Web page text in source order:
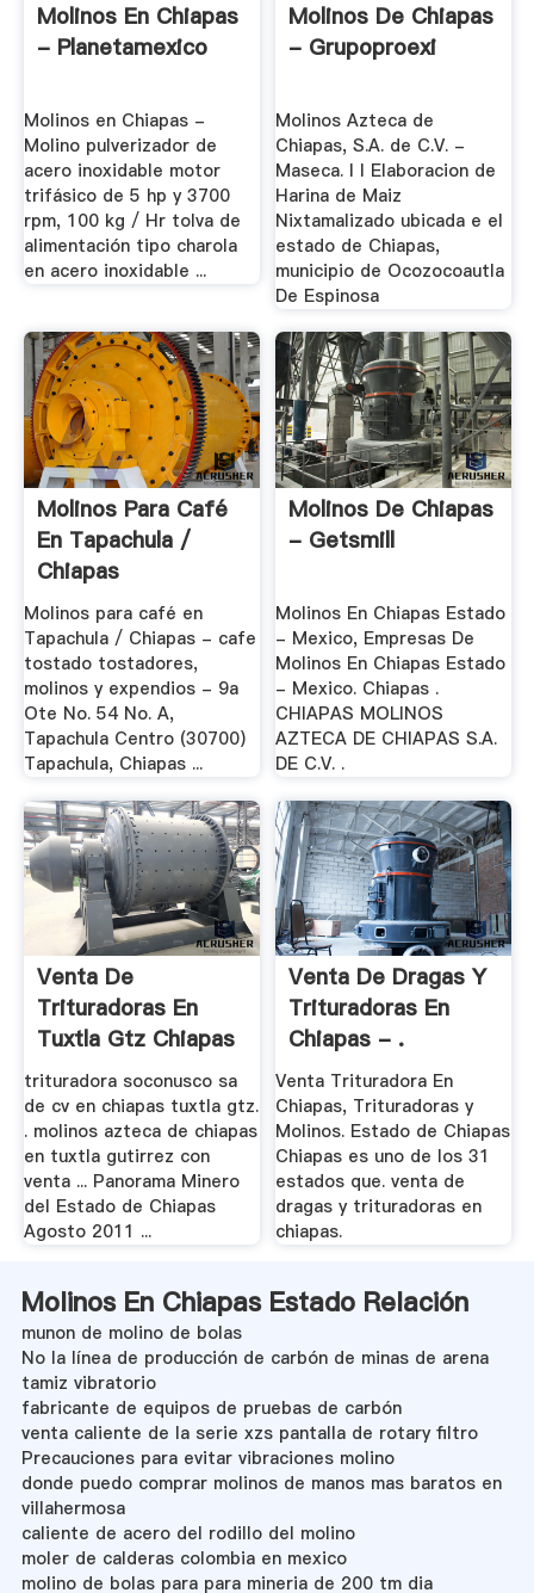
Molinos En Chiapas
- Planetamexico
Molinos en Chiapas -
Molino pulverizador de
acero inoxidable motor
trifásico de 5 hp y 3700
rpm, 100 kg / Hr tolva de
alimentación tipo charola
en acero inoxidable ...
Molinos De Chiapas
- Grupoproexi
Molinos Azteca de
Chiapas, S.A. de C.V. -
Maseca. I I Elaboracion de
Harina de Maiz
Nixtamalizado ubicada e el
estado de Chiapas,
municipio de Ocozocoautla
De Espinosa
Molinos Para Café
En Tapachula /
Chiapas
Molinos para café en
Tapachula / Chiapas - cafe
tostado tostadores,
molinos y expendios - 9a
Ote No. 54 No. A,
Tapachula Centro (30700)
Tapachula, Chiapas ...
Molinos De Chiapas
- Getsmill
Molinos En Chiapas Estado
- Mexico, Empresas De
Molinos En Chiapas Estado
- Mexico. Chiapas .
CHIAPAS MOLINOS
AZTECA DE CHIAPAS S.A.
DE C.V. .
Venta De
Trituradoras En
Tuxtla Gtz Chiapas
- .
trituradora soconusco sa
de cv en chiapas tuxtla gtz.
. molinos azteca de chiapas
en tuxtla gutirrez con
venta ... Panorama Minero
del Estado de Chiapas
Agosto 2011 ...
Venta De Dragas Y
Trituradoras En
Chiapas - .
Venta Trituradora En
Chiapas, Trituradoras y
Molinos. Estado de Chiapas
Chiapas es uno de los 31
estados que. venta de
dragas y trituradoras en
chiapas.
Molinos En Chiapas Estado Relación
munon de molino de bolas
No la línea de producción de carbón de minas de arena
tamiz vibratorio
fabricante de equipos de pruebas de carbón
venta caliente de la serie xzs pantalla de rotary filtro
Precauciones para evitar vibraciones molino
donde puedo comprar molinos de manos mas baratos en
villahermosa
caliente de acero del rodillo del molino
moler de calderas colombia en mexico
molino de bolas para para mineria de 200 tm dia